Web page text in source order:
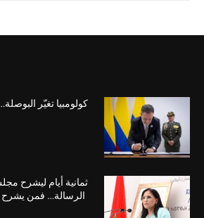
كولومبيا تغيّر
ثمانية أيام ليشرح
الرسالة… فمن يشرح